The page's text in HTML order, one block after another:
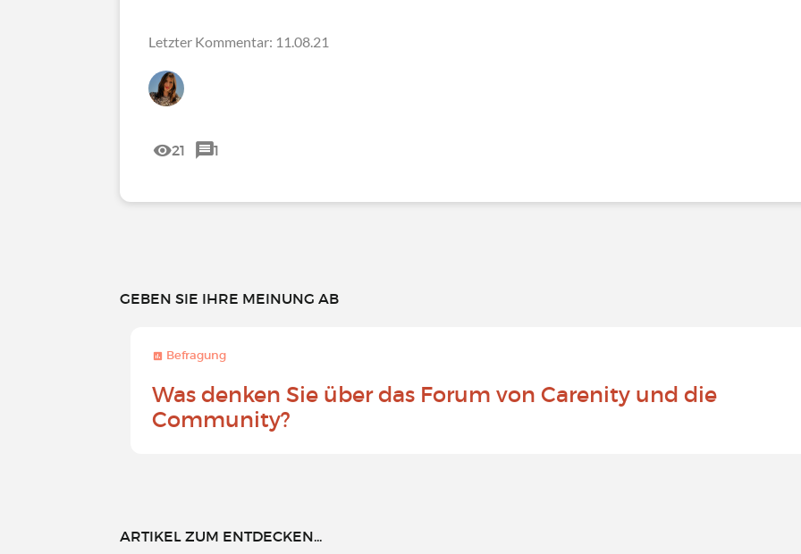
Letzter Kommentar: 11.08.21
21 1
GEBEN SIE IHRE MEINUNG AB
Befragung
Was denken Sie über das Forum von Carenity und die
Community?
ARTIKEL ZUM ENTDECKEN...